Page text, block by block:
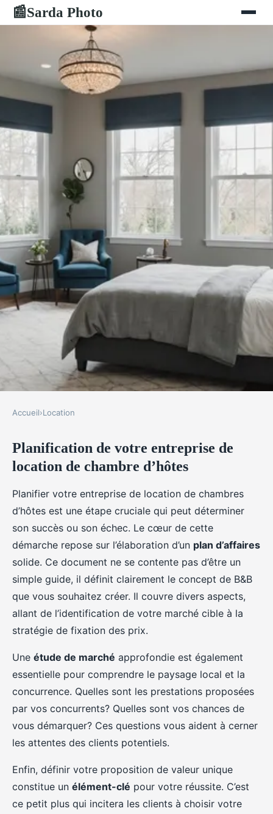
📰Sarda Photo
Comment démarrer votre
propre entreprise de location de
chambre d'hôtes
Mohamed • 22 janvier 2025 7 min de lecture
Accueil›Location
Planification de votre entreprise de
location de chambre d’hôtes
Planifier votre entreprise de location de chambres
d’hôtes est une étape cruciale qui peut déterminer
son succès ou son échec. Le cœur de cette
démarche repose sur l’élaboration d’un plan d’affaires
solide. Ce document ne se contente pas d’être un
simple guide, il définit clairement le concept de B&B
que vous souhaitez créer. Il couvre divers aspects,
allant de l’identification de votre marché cible à la
stratégie de fixation des prix.
Une étude de marché approfondie est également
essentielle pour comprendre le paysage local et la
concurrence. Quelles sont les prestations proposées
par vos concurrents? Quelles sont vos chances de
vous démarquer? Ces questions vous aident à cerner
les attentes des clients potentiels.
Enfin, définir votre proposition de valeur unique
constitue un élément-clé pour votre réussite. C’est
ce petit plus qui incitera les clients à choisir votre